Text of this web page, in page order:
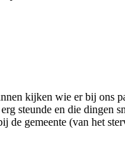
kijken wie er bij ons
steunde en die dingen
de gemeente (van het